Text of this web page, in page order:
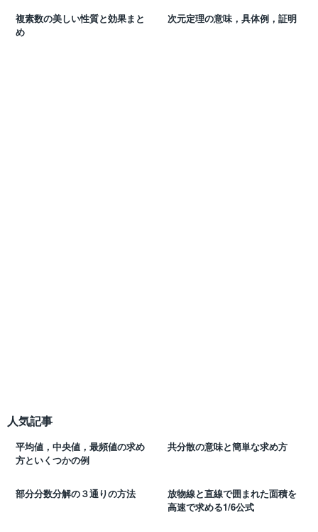
複素数の美しい性質と効果まと
め
次元定理の意味，具体例，証明
人気記事
平均値，中央値，最頻値の求め
方といくつかの例
共分散の意味と簡単な求め方
部分分数分解の３通りの方法
放物線と直線で囲まれた面積を
高速で求める1/6公式